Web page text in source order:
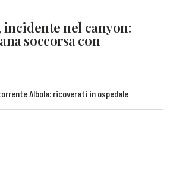
incidente nel canyon:
soccorsa con
Albola: ricoverati in ospedale